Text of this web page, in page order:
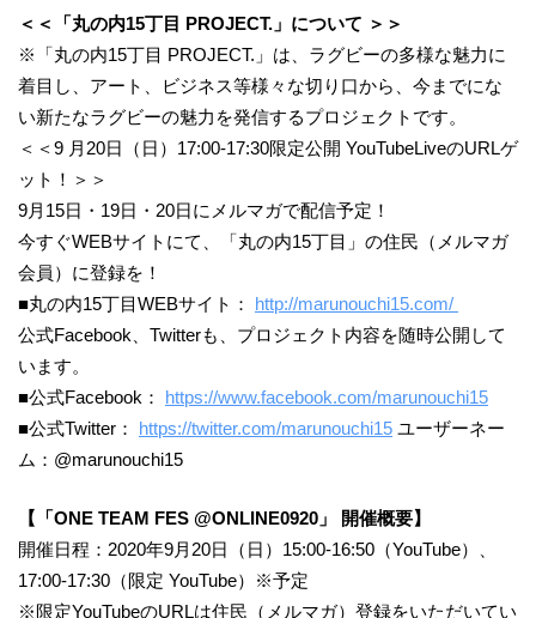
＜＜「丸の内15丁目 PROJECT.」について ＞＞
※「丸の内15丁目 PROJECT.」は、ラグビーの多様な魅力に
着目し、アート、ビジネス等様々な切り口から、今までにな
い新たなラグビーの魅力を発信するプロジェクトです。
＜＜9 月20日（日）17:00-17:30限定公開 YouTubeLiveのURLゲ
ット！＞＞
9月15日・19日・20日にメルマガで配信予定！
今すぐWEBサイトにて、「丸の内15丁目」の住民（メルマガ
会員）に登録を！
■丸の内15丁目WEBサイト： http://marunouchi15.com/
公式Facebook、Twitterも、プロジェクト内容を随時公開して
います。
■公式Facebook： https://www.facebook.com/marunouchi15
■公式Twitter： https://twitter.com/marunouchi15 ユーザーネー
ム：@marunouchi15
【「ONE TEAM FES @ONLINE0920」 開催概要】
開催日程：2020年9月20日（日）15:00-16:50（YouTube）、
17:00-17:30（限定 YouTube）※予定
※限定YouTubeのURLは住民（メルマガ）登録をいただいてい